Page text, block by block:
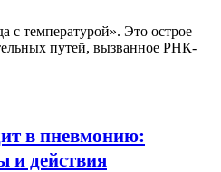
с температурой». Это острое
путей, вызванное РНК-
в пневмонию:
и действия